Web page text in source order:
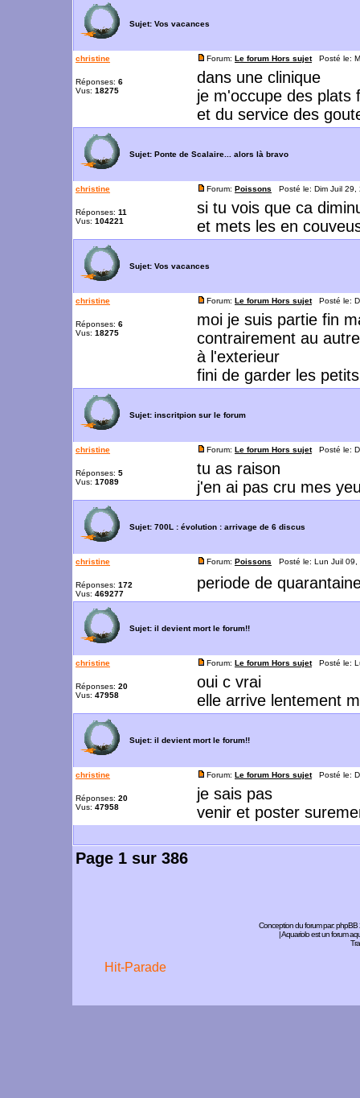
Sujet: Vos vacances
christine
Réponses: 6
Vus: 18275
Forum: Le forum Hors sujetPosté le:
dans une clinique
je m'occupe des plats
et du service des
Sujet: Ponte de Scalaire... alors là bravo
christine
Réponses: 11
Vus: 104221
Forum: Poissons Posté le: Dim Juil
si tu vois que ca
et mets les en
Sujet: Vos vacances
christine
Réponses: 6
Vus: 18275
Forum: Le forum Hors sujetPosté le:
moi je suis partie fin
contrairement au
à l'exterieur
fini de garder les
Sujet: inscritpion sur le forum
christine
Réponses: 5
Vus: 17089
Forum: Le forum Hors sujetPosté le:
tu as raison
j'en ai pas cru mes
Sujet: 700L : évolution : arrivage de 6 discus
christine
Réponses: 172
Vus: 469277
Forum: Poissons Posté le: Lun Juil
periode de
Sujet: il devient mort le forum!!
christine
Réponses: 20
Vus: 47958
Forum: Le forum Hors sujetPosté le:
oui c vrai
elle arrive lentement
Sujet: il devient mort le forum!!
christine
Réponses: 20
Vus: 47958
Forum: Le forum Hors sujetPosté le:
je sais pas
venir et poster
Page 1 sur 386
Conception du forum par:phpBB
| Aquariolo est un forum